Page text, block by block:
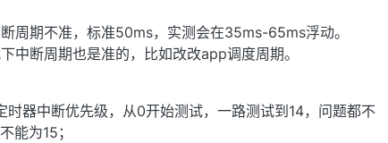
周期不准，标准50ms，实测会在35ms-65ms浮动。
中断周期也是准的，比如改改app调度周期。
器中断优先级，从0开始测试，一路测试到14，问题都不
能为15；